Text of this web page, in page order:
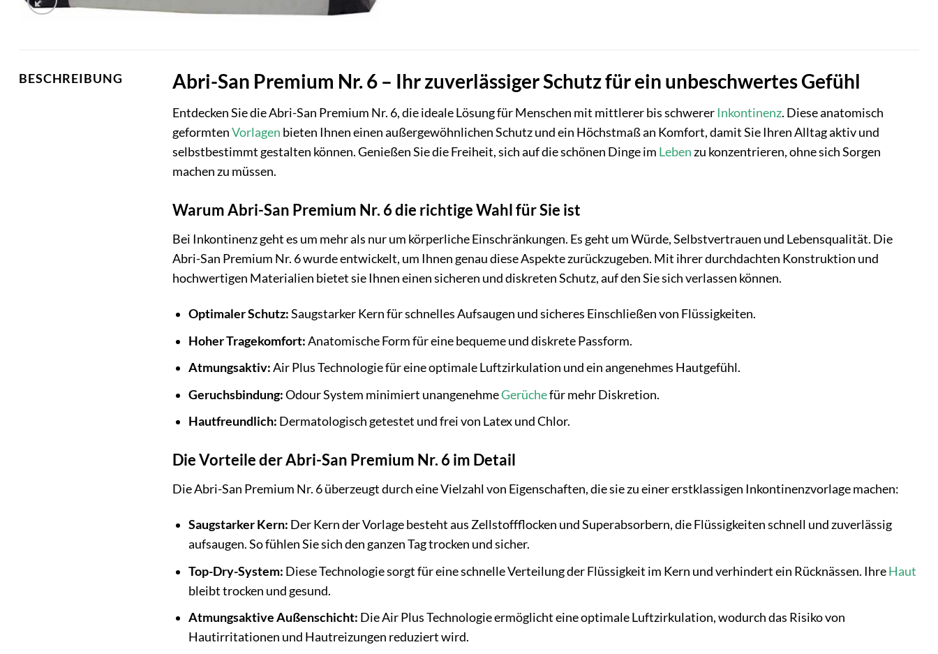
BESCHREIBUNG Abri-San Premium Nr. 6 – Ihr zuverlässiger Schutz für ein unbeschwertes Gefühl
Entdecken Sie die Abri-San Premium Nr. 6, die ideale Lösung für Menschen mit mittlerer bis schwerer Inkontinenz. Diese anatomisch
geformtenVorlagen bieten Ihnen einen außergewöhnlichen Schutz und ein Höchstmaß an Komfort, damit Sie Ihren Alltag aktiv und
selbstbestimmt gestalten können. Genießen Sie die Freiheit, sich auf die schönen Dinge im Lebenzu konzentrieren, ohne sich Sorgen
machen zu müssen.
Warum Abri-San Premium Nr. 6 die richtige Wahl für Sie ist
Bei Inkontinenz geht es um mehr als nur um körperliche Einschränkungen. Es geht um Würde, Selbstvertrauen und Lebensqualität. Die
Abri-San Premium Nr. 6 wurde entwickelt, um Ihnen genau diese Aspekte zurückzugeben. Mit ihrer durchdachten Konstruktion und
hochwertigen Materialien bietet sie Ihnen einen sicheren und diskreten Schutz, auf den Sie sich verlassen können.
Optimaler Schutz:Saugstarker Kern für schnelles Aufsaugen und sicheres Einschließen von Flüssigkeiten.
Hoher Tragekomfort:Anatomische Form für eine bequeme und diskrete Passform.
Atmungsaktiv:Air Plus Technologie für eine optimale Luftzirkulation und ein angenehmes Hautgefühl.
Geruchsbindung:Odour System minimiert unangenehmeGerüchefür mehr Diskretion.
Hautfreundlich: Dermatologisch getestet und frei von Latex und Chlor.
Die Vorteile der Abri-San Premium Nr. 6 im Detail
Die Abri-San Premium Nr. 6 überzeugt durch eine Vielzahl von Eigenschaften, die sie zu einer erstklassigen Inkontinenzvorlage machen:
Saugstarker Kern: Der Kern der Vorlage besteht aus Zellstoffflocken und Superabsorbern, die Flüssigkeiten schnell und zuverlässig
aufsaugen. So fühlen Sie sich den ganzen Tag trocken und sicher.
Top-Dry-System: Diese Technologie sorgt für eine schnelle Verteilung der Flüssigkeit im Kern und verhindert ein Rücknässen. IhreHaut
bleibt trocken und gesund.
Atmungsaktive Außenschicht: Die Air Plus Technologie ermöglicht eine optimale Luftzirkulation, wodurch das Risiko von
Hautirritationen und Hautreizungen reduziert wird.